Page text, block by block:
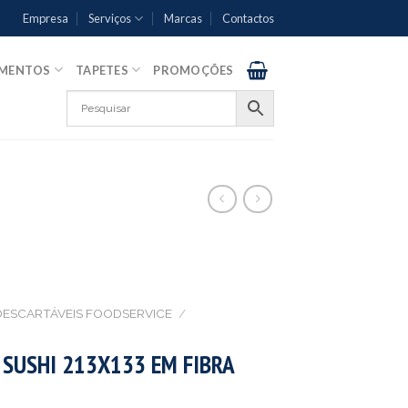
Empresa Serviços Marcas Contactos
TAPETES PROMOÇÕES
FOODSERVICE /
213X133 EM FIBRA